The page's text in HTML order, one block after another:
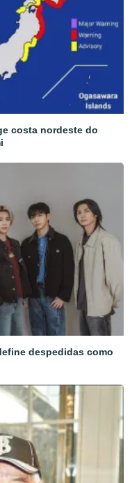
costa nordeste do
despedidas como